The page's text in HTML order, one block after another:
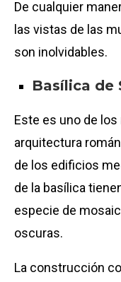
De cualquier
las vistas de las
son inolvidables.
Basílica de
Este es uno de
arquitectura
de los edificios
de la basílica
especie de
oscuras.
La construcción